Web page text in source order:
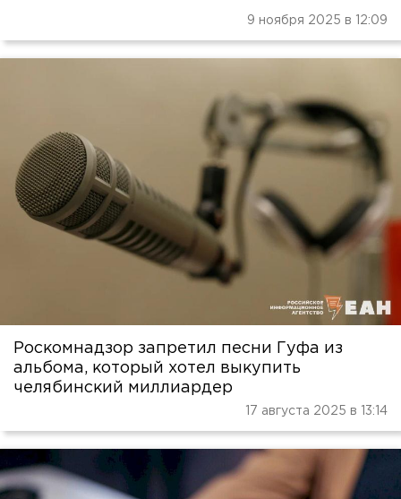
9 ноября 2025 в 12:09
Роскомнадзор запретил песни Гуфа из
альбома, который хотел выкупить
челябинский миллиардер
17 августа 2025 в 13:14